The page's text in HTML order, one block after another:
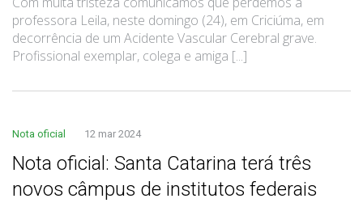
professora Leila, neste domingo (24), em Criciúma, em
decorrência de um Acidente Vascular Cerebral grave.
Profissional exemplar, colega e amiga [...]
Nota oficial 12 mar 2024
Nota oficial: Santa Catarina terá três
novos câmpus de institutos federais